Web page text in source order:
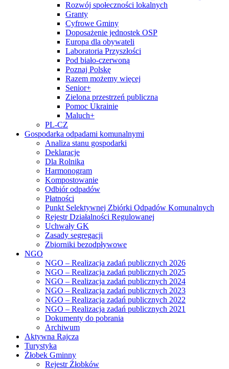
Rozwój społeczności lokalnych
Granty
Cyfrowe Gminy
Doposażenie jednostek OSP
Europa dla obywateli
Laboratoria Przyszłości
Pod biało-czerwoną
Poznaj Polskę
Razem możemy więcej
Senior+
Zielona przestrzeń publiczna
Pomoc Ukrainie
Maluch+
PL-CZ
Gospodarka odpadami komunalnymi
Analiza stanu gospodarki
Deklaracje
Dla Rolnika
Harmonogram
Kompostowanie
Odbiór odpadów
Płatności
Punkt Selektywnej Zbiórki Odpadów Komunalnych
Rejestr Działalności Regulowanej
Uchwały GK
Zasady segregacji
Zbiorniki bezodpływowe
NGO
NGO – Realizacja zadań publicznych 2026
NGO – Realizacja zadań publicznych 2025
NGO – Realizacja zadań publicznych 2024
NGO – Realizacja zadań publicznych 2023
NGO – Realizacja zadań publicznych 2022
NGO – Realizacja zadań publicznych 2021
Dokumenty do pobrania
Archiwum
Aktywna Rajcza
Turystyka
Żłobek Gminny
Rejestr Żłobków